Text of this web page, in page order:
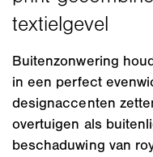
Buitenzonwering
in een perfect
designaccenten
overtuigen als
beschaduwing van